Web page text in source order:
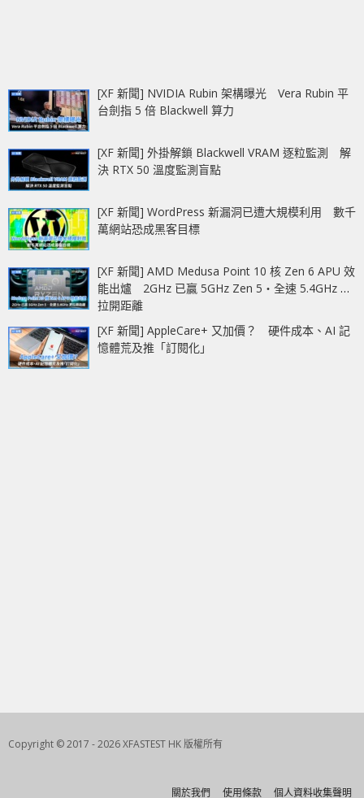
[XF 新聞] NVIDIA Rubin 架構曝光 Vera Rubin 平
台劍指 5 倍 Blackwell 算力
[XF 新聞] 外掛解鎖 Blackwell VRAM 逐粒監測 解
決 RTX 50 溫度監測盲點
[XF 新聞] WordPress 新漏洞已遭大規模利用 數千
萬網站恐成黑客目標
[XF 新聞] AMD Medusa Point 10 核 Zen 6 APU 效
能出爐 2GHz 已贏 5GHz Zen 5‧全速 5.4GHz 更
拉開距離
[XF 新聞] AppleCare+ 又加價？ 硬件成本、AI 記
憶體荒及推「訂閱化」
Copyright © 2017 - 2026 XFASTEST HK 版權所有
關於我們 使用條款 個人資料收集聲明